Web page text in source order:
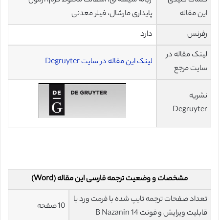
این مقاله
پایداری مارشال، فیلر معدنی
رفرنس
دارد
لینک مقاله در
سایت مرجع
لینک این مقاله در سایت Degruyter
نشریه
Degruyter
مشخصات و وضعیت ترجمه فارسی این مقاله (Word)
تعداد صفحات ترجمه تایپ شده با فرمت ورد با
قابلیت ویرایش و فونت 14 B Nazanin
10 صفحه